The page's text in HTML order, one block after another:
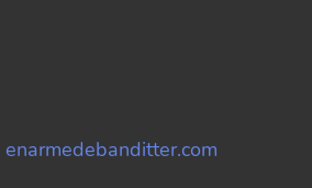
enarmedebanditter.com